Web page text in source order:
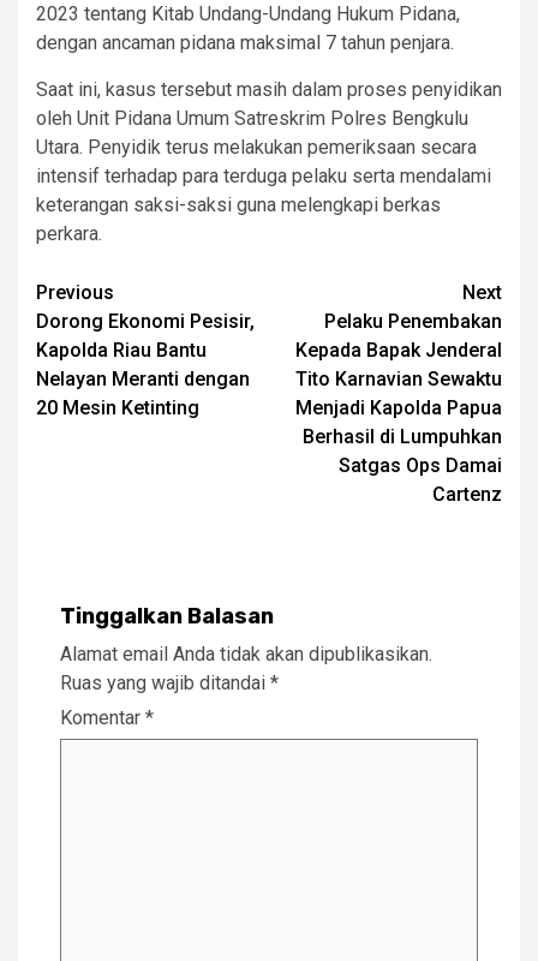
2023 tentang Kitab Undang-Undang Hukum Pidana,
dengan ancaman pidana maksimal 7 tahun penjara.
Saat ini, kasus tersebut masih dalam proses penyidikan
oleh Unit Pidana Umum Satreskrim Polres Bengkulu
Utara. Penyidik terus melakukan pemeriksaan secara
intensif terhadap para terduga pelaku serta mendalami
keterangan saksi-saksi guna melengkapi berkas
perkara.
Post
navigation
Previous
Dorong Ekonomi Pesisir,
Kapolda Riau Bantu
Nelayan Meranti dengan
20 Mesin Ketinting
Next
Pelaku Penembakan
Kepada Bapak Jenderal
Tito Karnavian Sewaktu
Menjadi Kapolda Papua
Berhasil di Lumpuhkan
Satgas Ops Damai
Cartenz
Tinggalkan Balasan
Alamat email Anda tidak akan dipublikasikan.
Ruas yang wajib ditandai *
Komentar *